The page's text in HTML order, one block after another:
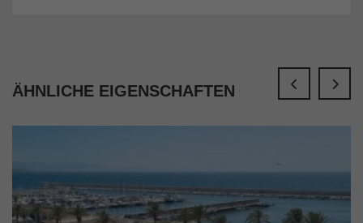
ÄHNLICHE EIGENSCHAFTEN